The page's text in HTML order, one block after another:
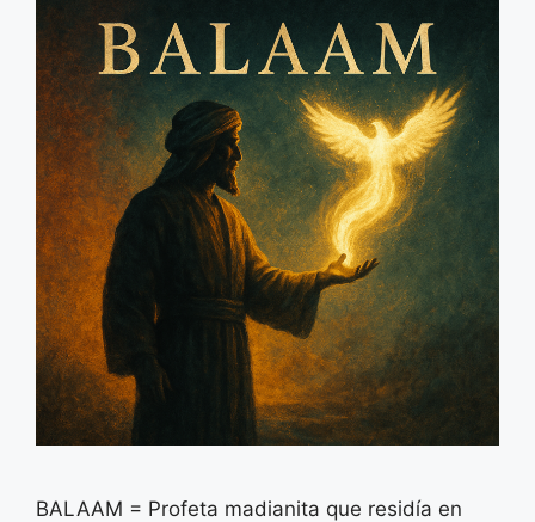
BALAAM = Profeta madianita que residía en